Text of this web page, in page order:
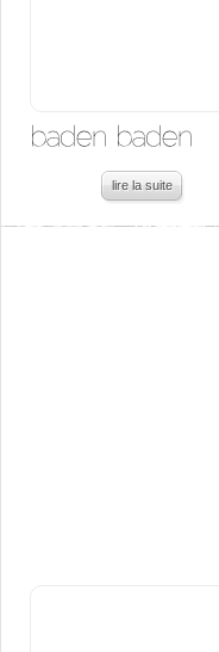
lire la suite